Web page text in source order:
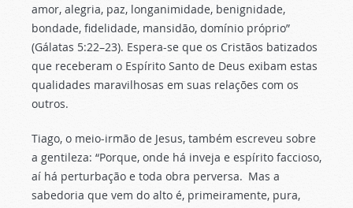
amor, alegria, paz, longanimidade, benignidade,
bondade, fidelidade, mansidão, domínio próprio”
(Gálatas 5:22–23). Espera-se que os Cristãos batizados
que receberam o Espírito Santo de Deus exibam estas
qualidades maravilhosas em suas relações com os
outros.
Tiago, o meio-irmão de Jesus, também escreveu sobre
a gentileza: “Porque, onde há inveja e espírito faccioso,
aí há perturbação e toda obra perversa. Mas a
sabedoria que vem do alto é, primeiramente, pura,